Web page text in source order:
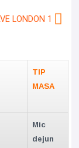
TIP
MASA
Mic
dejun